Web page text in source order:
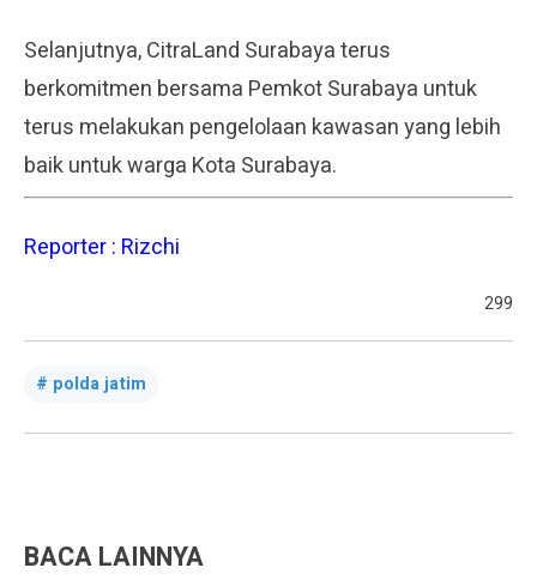
Selanjutnya, CitraLand Surabaya terus
berkomitmen bersama Pemkot Surabaya untuk
terus melakukan pengelolaan kawasan yang lebih
baik untuk warga Kota Surabaya.
Reporter : Rizchi
299
polda jatim
BACA LAINNYA